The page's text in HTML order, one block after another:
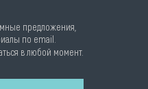
предложения,
по email.
в любой момент.